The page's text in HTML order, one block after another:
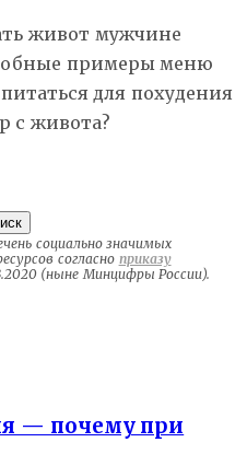
живот мужчине
примеры меню
для похудения
с живота?
социально значимых
согласно приказу
(ныне Минцифры России).
— почему при